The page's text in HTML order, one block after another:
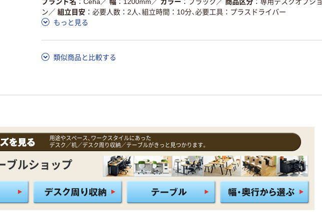
ブランド名
Ceha／ 幅 1200mm／ カラー ブラック ／ 商品区分
専用デスクオプショ
ン／ 組立目安
必要人数：2人、組立時間：10分、必要工具：プラスドライバー
もっと見る
類似商品と比較する
用途やスペース、ワークスタイルにあった
デスク／机／デスク周り収納／テーブルがきっと見つかります。
ブルショップ